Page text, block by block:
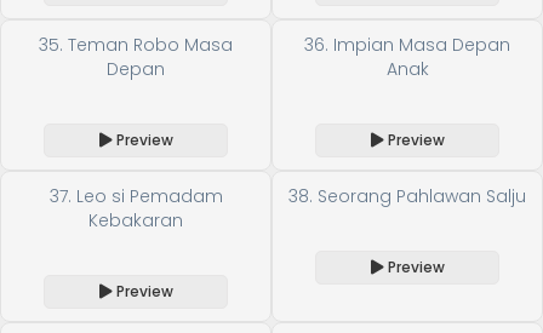
35. Teman Robo Masa
Depan
Preview
36. Impian Masa Depan
Anak
Preview
37. Leo si Pemadam
Kebakaran
Preview
38. Seorang Pahlawan Salju
Preview